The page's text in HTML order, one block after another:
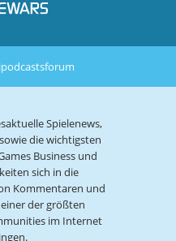
podcastsforum
Spielenews,
die wichtigsten
Business und
sich in die
Kommentaren und
der größten
im Internet